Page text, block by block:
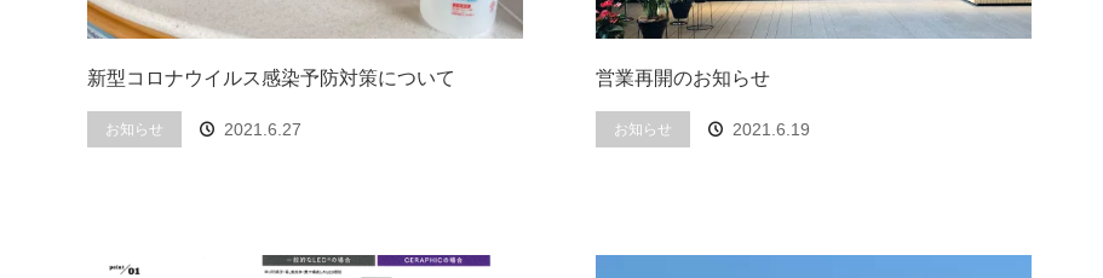
新型コロナウイルス感染予防対策について
お知らせ 2021.6.27
営業再開のお知らせ
お知らせ 2021.6.19